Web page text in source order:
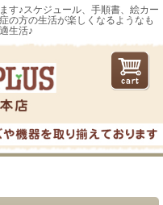
す♪スケジュール、手順書、絵カー
の方の生活が楽しくなるようなも
生活♪